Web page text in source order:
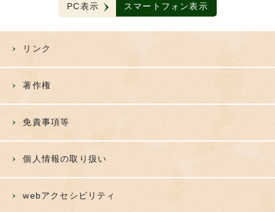
PC表示 スマートフォン表示
リンク
著作権
免責事項等
個人情報の取り扱い
webアクセシビリティ